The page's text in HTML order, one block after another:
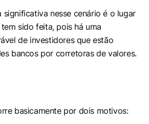
significativa nesse cenário é o lugar
sido feita, pois há uma
de investidores que estão
bancos por corretoras de valores.
basicamente por dois motivos: